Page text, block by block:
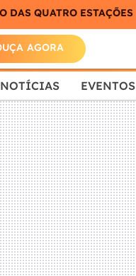
DAS QUATRO ESTAÇÕES
AGORA
NOTÍCIAS EVENTOS